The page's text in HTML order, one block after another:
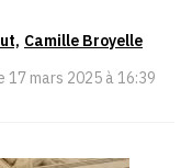
Camille Broyelle
17 mars 2025 à 16:39